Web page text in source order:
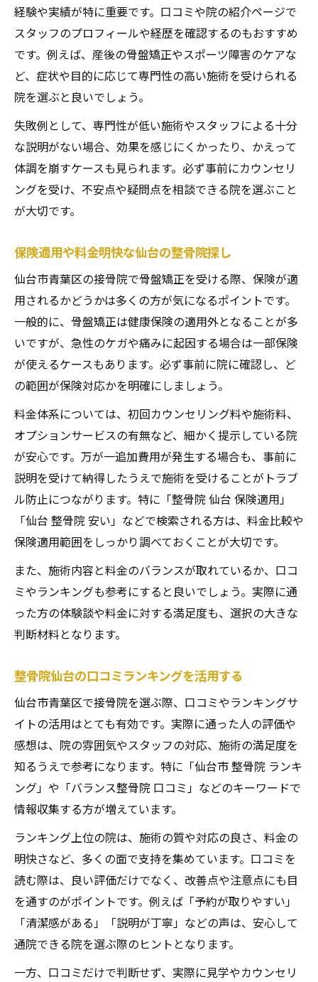
経験や実績が特に重要です。口コミや院の紹介ページで
スタッフのプロフィールや経歴を確認するのもおすすめ
です。例えば、産後の骨盤矯正やスポーツ障害のケアな
ど、症状や目的に応じて専門性の高い施術を受けられる
院を選ぶと良いでしょう。
失敗例として、専門性が低い施術やスタッフによる十分
な説明がない場合、効果を感じにくかったり、かえって
体調を崩すケースも見られます。必ず事前にカウンセリ
ングを受け、不安点や疑問点を相談できる院を選ぶこと
が大切です。
保険適用や料金明快な仙台の整骨院探し
仙台市青葉区の接骨院で骨盤矯正を受ける際、保険が適
用されるかどうかは多くの方が気になるポイントです。
一般的に、骨盤矯正は健康保険の適用外となることが多
いですが、急性のケガや痛みに起因する場合は一部保険
が使えるケースもあります。必ず事前に院に確認し、ど
の範囲が保険対応かを明確にしましょう。
料金体系については、初回カウンセリング料や施術料、
オプションサービスの有無など、細かく提示している院
が安心です。万が一追加費用が発生する場合も、事前に
説明を受けて納得したうえで施術を受けることがトラブ
ル防止につながります。特に「整骨院 仙台 保険適用」
「仙台 整骨院 安い」などで検索される方は、料金比較や
保険適用範囲をしっかり調べておくことが大切です。
また、施術内容と料金のバランスが取れているか、口コ
ミやランキングも参考にすると良いでしょう。実際に通
った方の体験談や料金に対する満足度も、選択の大きな
判断材料となります。
整骨院仙台の口コミランキングを活用する
仙台市青葉区で接骨院を選ぶ際、口コミやランキングサ
イトの活用はとても有効です。実際に通った人の評価や
感想は、院の雰囲気やスタッフの対応、施術の満足度を
知るうえで参考になります。特に「仙台市 整骨院 ランキ
ング」や「バランス整骨院 口コミ」などのキーワードで
情報収集する方が増えています。
ランキング上位の院は、施術の質や対応の良さ、料金の
明快さなど、多くの面で支持を集めています。口コミを
読む際は、良い評価だけでなく、改善点や注意点にも目
を通すのがポイントです。例えば「予約が取りやすい」
「清潔感がある」「説明が丁寧」などの声は、安心して
通院できる院を選ぶ際のヒントとなります。
一方、口コミだけで判断せず、実際に見学やカウンセリ